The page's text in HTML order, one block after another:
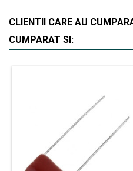
CLIENTII CARE AU
CUMPARAT SI: